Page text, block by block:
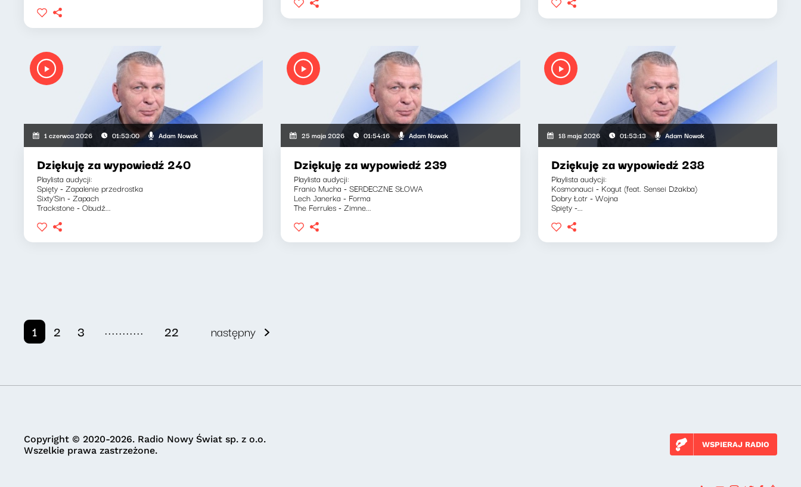
1 czerwca 2026 01:53:00 Adam Nowak
Dziękuję za wypowiedź 240
Playlista audycji:
Spięty - Zapalenie przedrostka
Sixty'Sin - Zapach
Trackstone - Obudź...
25 maja 2026 01:54:16 Adam Nowak
Dziękuję za wypowiedź 239
Playlista audycji:
Franio Mucha - SERDECZNE SŁOWA
Lech Janerka - Forma
The Ferrules - Zimne...
18 maja 2026 01:53:13 Adam Nowak
Dziękuję za wypowiedź 238
Playlista audycji:
Kosmonauci - Kogut (feat. Sensei Dżakba)
Dobry Łotr - Wojna
Spięty -...
1 2 3 ........... 22 następny
Copyright © 2020-2026. Radio Nowy Świat sp. z o.o.
Wszelkie prawa zastrzeżone.
WSPIERAJ RADIO